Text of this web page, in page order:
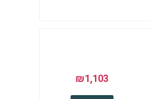
₪1,103